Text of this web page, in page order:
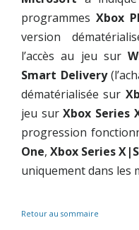
programmesXbox
version
l’accès au jeu sur
Smart Delivery
dématérialisée sur
jeu surXbox Series
progression
One, Xbox Series X|S
uniquement dans les
Retour au sommaire